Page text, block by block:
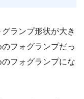
ランプ形状が大き
フォグランプだっ
フォグランプにな